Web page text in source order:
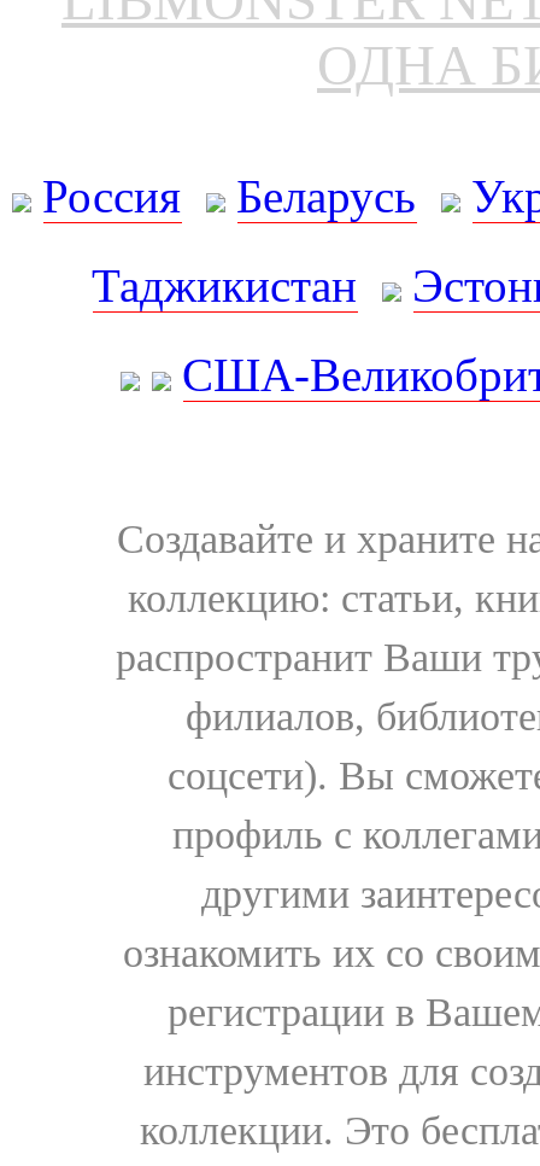
ОДНА
Россия Беларусь
Таджикистан
США-
Создавайте и храните
коллекцию: статьи,
распространит Ваши
филиалов,
соцсети). Вы
профиль с
другими
ознакомить их со
регистрации в
инструментов для
коллекции. Это